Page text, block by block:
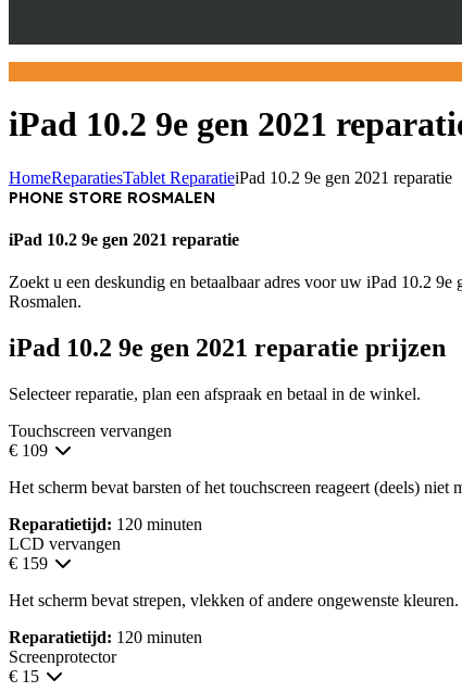
iPad 10.2 9e gen 2021
HomeReparatiesTablet ReparatieiPad 10.2 9e gen 2021 reparatie
PHONE STORE ROSMALEN
iPad 10.2 9e gen 2021 reparatie
Zoekt u een deskundig en betaalbaar adres voor uw iPad 10.2
Rosmalen.
iPad 10.2 9e gen 2021 reparatie prijzen
Selecteer reparatie, plan een afspraak en betaal in de winkel.
Touchscreen vervangen
€ 109
Het scherm bevat barsten of het touchscreen reageert (deels) niet
Reparatietijd: 120 minuten
LCD vervangen
€ 159
Het scherm bevat strepen, vlekken of andere ongewenste kleuren.
Reparatietijd: 120 minuten
Screenprotector
€ 15